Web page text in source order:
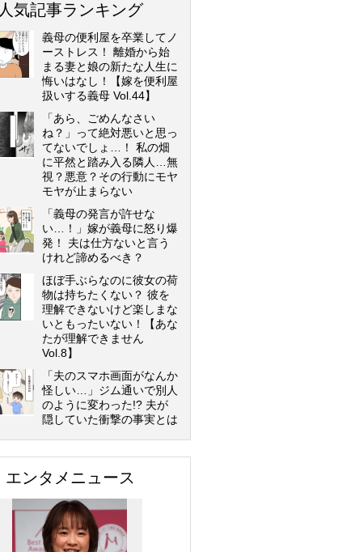
人気記事ランキング
義母の便利屋を卒業してノ
ーストレス！ 離婚から始
まる妻と娘の新たな人生に
悔いはなし！【嫁を便利屋
扱いする義母 Vol.44】
「あら、ごめんなさい
ね？」って絶対悪いと思っ
てないでしょ…！ 私の畑
に平然と踏み入る隣人…無
視？悪意？その行動にモヤ
モヤが止まらない
「義母の発言が許せな
い…！」嫁が義母に怒り爆
発！ 夫は仕方ないと言う
けれど諦めるべき？
ほぼ手ぶらなのに彼女の荷
物は持ちたくない？ 彼を
理解できないけど楽しまな
いともったいない！【あな
たが理解できません
Vol.8】
「夫のスマホ画面がなんか
怪しい…」ジム通いで別人
のように変わった!? 夫が
隠していた衝撃の事実とは
エンタメニュース